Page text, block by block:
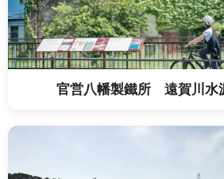
官営八幡製鐵所 遠賀川水